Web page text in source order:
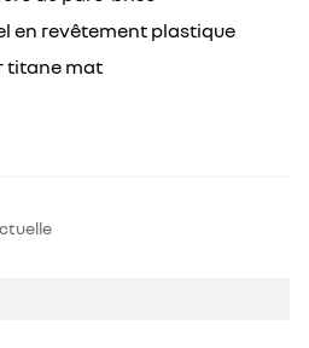
en revêtement plastique
titane mat